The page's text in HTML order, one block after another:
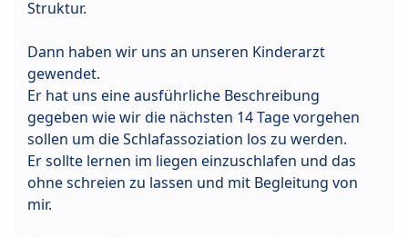
Struktur.
Dann haben wir uns an unseren Kinderarzt
gewendet.
Er hat uns eine ausführliche Beschreibung
gegeben wie wir die nächsten 14 Tage vorgehen
sollen um die Schlafassoziation los zu werden.
Er sollte lernen im liegen einzuschlafen und das
ohne schreien zu lassen und mit Begleitung von
mir.